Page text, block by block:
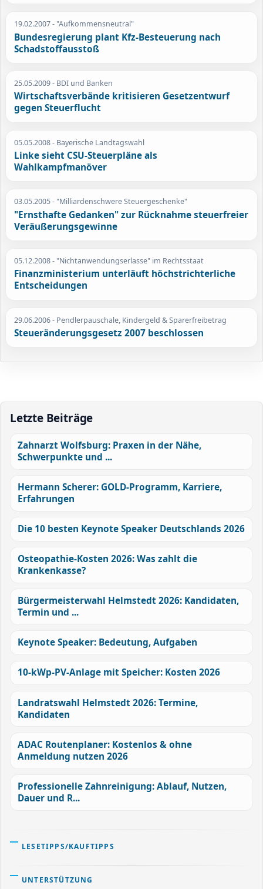
19.02.2007- "Aufkommensneutral"
Bundesregierung plant Kfz-Besteuerung nach
Schadstoffausstoß
25.05.2009- BDI und Banken
Wirtschaftsverbände kritisieren Gesetzentwurf
gegen Steuerflucht
05.05.2008- Bayerische Landtagswahl
Linke sieht CSU-Steuerpläne als
Wahlkampfmanöver
03.05.2005- "Milliardenschwere Steuergeschenke"
"Ernsthafte Gedanken" zur Rücknahme steuerfreier
Veräußerungsgewinne
05.12.2008- "Nichtanwendungserlasse" im Rechtsstaat
Finanzministerium unterläuft höchstrichterliche
Entscheidungen
29.06.2006- Pendlerpauschale, Kindergeld & Sparerfreibetrag
Steueränderungsgesetz 2007 beschlossen
Letzte Beiträge
Zahnarzt Wolfsburg: Praxen in der Nähe,
Schwerpunkte und ...
Hermann Scherer: GOLD-Programm, Karriere,
Erfahrungen
Die 10 besten Keynote Speaker Deutschlands 2026
Osteopathie-Kosten 2026: Was zahlt die
Krankenkasse?
Bürgermeisterwahl Helmstedt 2026: Kandidaten,
Termin und ...
Keynote Speaker: Bedeutung, Aufgaben
10-kWp-PV-Anlage mit Speicher: Kosten 2026
Landratswahl Helmstedt 2026: Termine,
Kandidaten
ADAC Routenplaner: Kostenlos & ohne
Anmeldung nutzen 2026
Professionelle Zahnreinigung: Ablauf, Nutzen,
Dauer und R...
LESETIPPS/KAUFTIPPS
UNTERSTÜTZUNG